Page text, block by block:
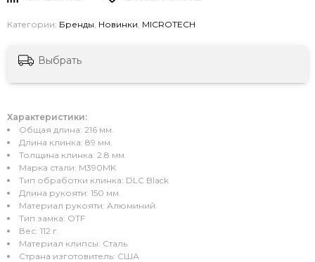
Категории: Бренды, Новинки, MICROTECH
Выбрать
Характеристики:
Общая длина: 216 мм.
Длина клинка: 89 мм.
Толщина клинка: 2.8 мм.
Марка стали: M390MK
Тип обработки клинка: DLC Black
Длина рукояти: 150 мм.
Материал рукояти: Алюминий
Тип замка: OTF
Вес: 112 г.
Материал клипсы: Сталь
Страна изготовитель: США